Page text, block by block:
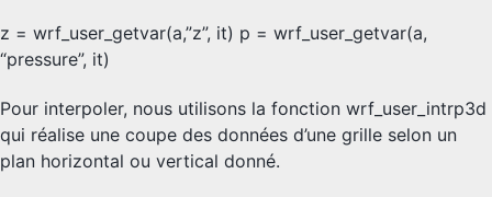
z = wrf_user_getvar(a,”z”, it) p = wrf_user_getvar(a,
“pressure”, it)
Pour interpoler, nous utilisons la fonction wrf_user_intrp3d
qui réalise une coupe des données d’une grille selon un
plan horizontal ou vertical donné.